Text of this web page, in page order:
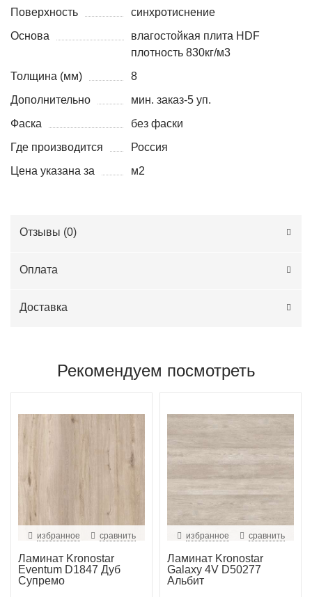
Поверхность
синхротиснение
Основа
влагостойкая плита HDF
плотность 830кг/м3
Толщина (мм)
8
Дополнительно
мин. заказ-5 уп.
Фаска
без фаски
Где производится
Россия
Цена указана за
м2
Отзывы (0)
Оплата
Доставка
Рекомендуем посмотреть
избранное сравнить
Ламинат Kronostar
Eventum D1847 Дуб
Супремо
избранное сравнить
Ламинат Kronostar
Galaxy 4V D50277
Альбит